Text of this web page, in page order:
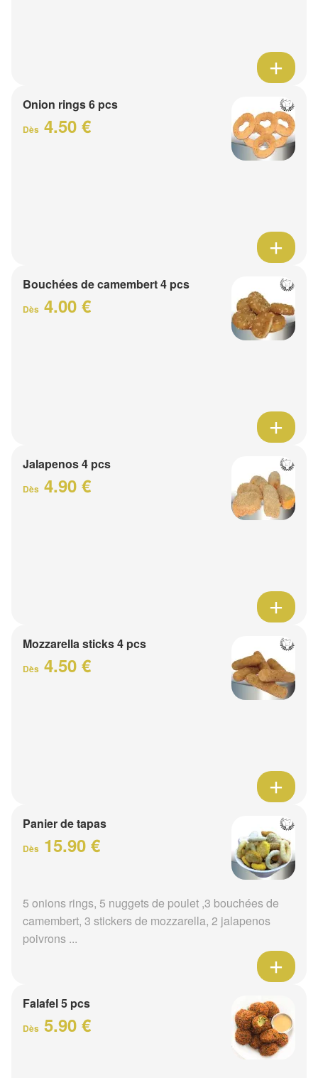
Onion rings 6 pcs
Dès 4.50 €
Bouchées de camembert 4 pcs
Dès 4.00 €
Jalapenos 4 pcs
Dès 4.90 €
Mozzarella sticks 4 pcs
Dès 4.50 €
Panier de tapas
Dès 15.90 €
5 onions rings, 5 nuggets de poulet ,3 bouchées de
camembert, 3 stickers de mozzarella, 2 jalapenos
poivrons ...
Falafel 5 pcs
Dès 5.90 €